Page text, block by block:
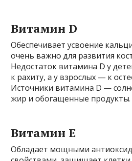
Витамин D
Обеспечивает усвоение
очень важно для развития
Недостаток витамина D у
к рахиту, а у взрослых — к
Источники витамина D —
жир и обогащенные продукты.
Витамин Е
Обладает мощными